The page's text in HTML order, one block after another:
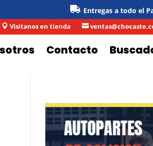
Entregas a todo el
 Visitanos en tienda 
Contacto